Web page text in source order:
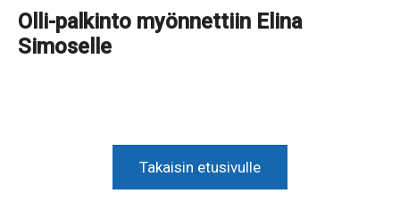
Olli-palkinto myönnettiin Elina
Simoselle
Takaisin etusivulle